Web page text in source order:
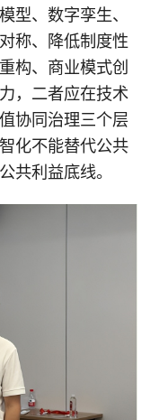
型、数字孪生、
称、降低制度性
构、商业模式创
，二者应在技术
协同治理三个层
化不能替代公共
共利益底线。